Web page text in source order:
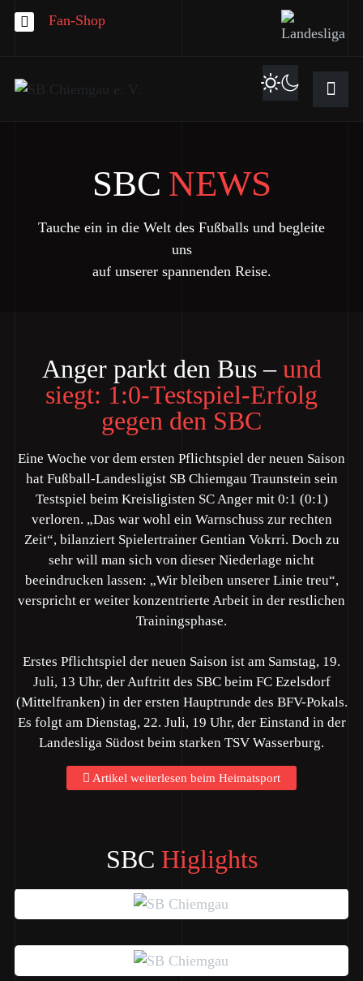
Fan-Shop
SBC NEWS
Tauche ein in die Welt des Fußballs und begleite
uns
auf unserer spannenden Reise.
Anger parkt den Bus –und
siegt: 1:0-Testspiel-Erfolg
gegen den SBC
Eine Woche vor dem ersten Pflichtspiel der neuen Saison
hat Fußball-Landesligist SB Chiemgau Traunstein sein
Testspiel beim Kreisligisten SC Anger mit 0:1 (0:1)
verloren. „Das war wohl ein Warnschuss zur rechten
Zeit“, bilanziert Spielertrainer Gentian Vokrri. Doch zu
sehr will man sich von dieser Niederlage nicht
beeindrucken lassen: „Wir bleiben unserer Linie treu“,
verspricht er weiter konzentrierte Arbeit in der restlichen
Trainingsphase.
Erstes Pflichtspiel der neuen Saison ist am Samstag, 19.
Juli, 13 Uhr, der Auftritt des SBC beim FC Ezelsdorf
(Mittelfranken) in der ersten Hauptrunde des BFV-Pokals.
Es folgt am Dienstag, 22. Juli, 19 Uhr, der Einstand in der
Landesliga Südost beim starken TSV Wasserburg.
Artikel weiterlesen beim Heimatsport
SBC Higlights